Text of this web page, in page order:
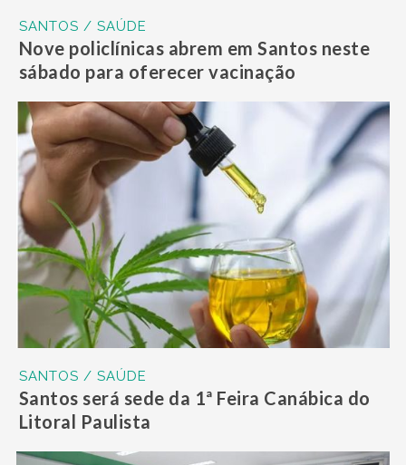
SANTOS / SAÚDE
Nove policlínicas abrem em Santos neste
sábado para oferecer vacinação
SANTOS / SAÚDE
Santos será sede da 1ª Feira Canábica do
Litoral Paulista